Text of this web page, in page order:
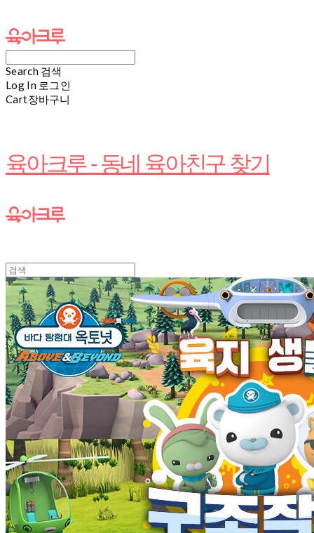
Search 검색
Log In 로그인
Cart장바구니
육아크루 - 동네 육아친구 찾기